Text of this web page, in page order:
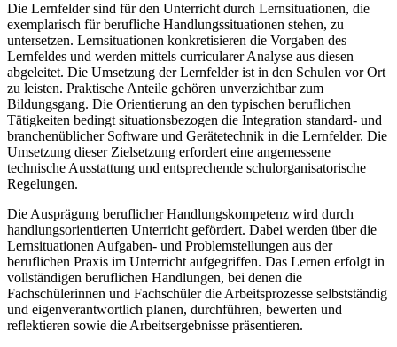
Die Lernfelder sind für den Unterricht durch Lernsituationen, die
exemplarisch für berufliche Handlungssituationen stehen, zu
untersetzen. Lernsituationen konkre­tisieren die Vorgaben des
Lernfeldes und werden mittels curricularer Analyse aus diesen
abgeleitet. Die Umsetzung der Lernfelder ist in den Schu­len vor Ort
zu leisten. Praktische Anteile gehören unverzichtbar zum
Bildungsgang. Die Orientierung an den typischen beruflichen
Tätigkeiten bedingt situationsbezogen die Integration standard- und
branchenüblicher Software und Gerätetechnik in die Lernfelder. Die
Umsetzung dieser Zielsetzung erfordert eine angemessene
technische Ausstattung und entsprechende schulorganisatorische
Regelungen.
Die Ausprägung beruflicher Handlungskompetenz wird durch
handlungsorientierten Unterricht gefördert. Dabei werden über die
Lernsituationen Aufgaben- und Problem­stellungen aus der
beruflichen Praxis im Unterricht aufgegriffen. Das Lernen erfolgt in
vollständigen beruflichen Handlungen, bei denen die
Fachschülerinnen und Fach­schüler die Arbeitsprozesse selbstständig
und eigenverantwortlich planen, durch­führen, bewerten und
reflektieren sowie die Arbeitsergebnisse präsentieren.